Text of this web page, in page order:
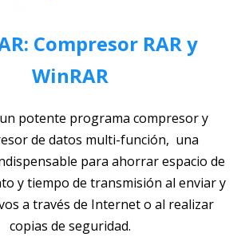
Compresor RAR y
WinRAR
un potente programa compresor y
de datos multi-función, una
para ahorrar espacio de
y tiempo de transmisión al enviar y
a través de Internet o al realizar
copias de seguridad.